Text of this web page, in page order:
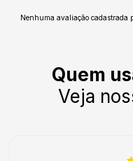
Nenhuma avaliação cadastrada
Quem
Veja